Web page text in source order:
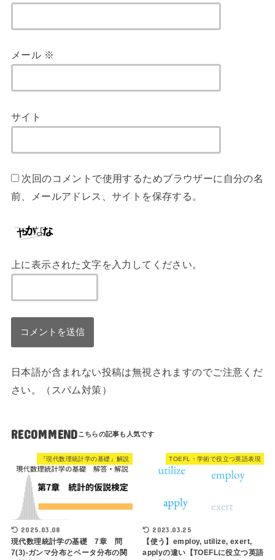
メール ※
サイト
次回のコメントで使用するためブラウザーに自分の名
前、メールアドレス、サイトを保存する。
上に表示された文字を入力してください。
日本語が含まれない投稿は無視されますのでご注意くだ
さい。（スパム対策）
RECOMMEND
『現代数理統計学の基礎』解説
2025.03.08
現代数理統計学の基礎 7章 問
7(3)-ガンマ分布とベータ分布の関
TOEFL・学術で役立つ英語表現
2023.03.25
【使う】employ, utilize, exert,
applyの違い【TOEFLに役立つ英語